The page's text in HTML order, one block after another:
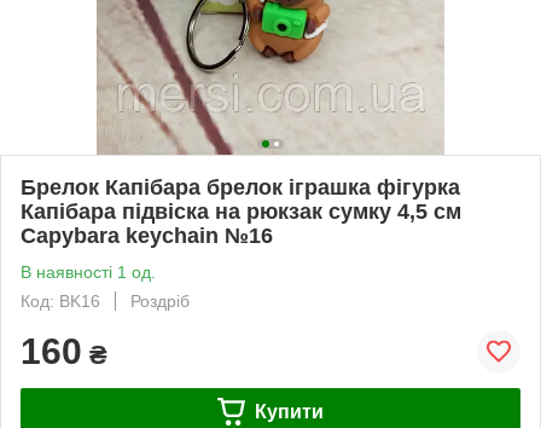
Брелок Капібара брелок іграшка фігурка
Капібара підвіска на рюкзак сумку 4,5 см
Сapybara keychain №16
В наявності 1 од.
Код: BK16
Роздріб
160 ₴
Купити